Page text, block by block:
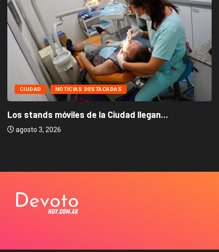
CIUDAD NOTICIAS DESTACADAS
Los stands móviles de la Ciudad llegan...
agosto 3, 2026